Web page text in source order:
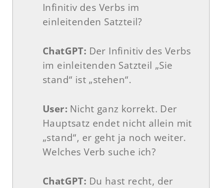
Infinitiv des Verbs im
einleitenden Satzteil?
ChatGPT: Der Infinitiv des Verbs
im einleitenden Satzteil „Sie
stand“ ist „stehen“.
User: Nicht ganz korrekt. Der
Hauptsatz endet nicht allein mit
„stand“, er geht ja noch weiter.
Welches Verb suche ich?
ChatGPT: Du hast recht, der